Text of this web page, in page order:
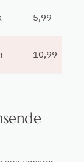
5,99
10,99